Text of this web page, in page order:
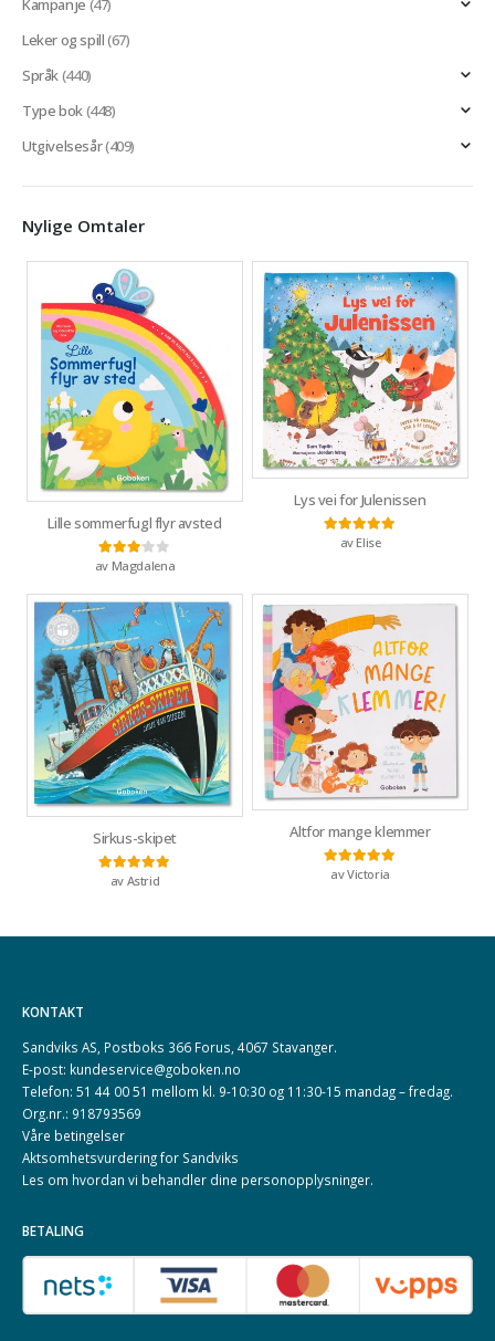
Kampanje (47)
Leker og spill(67)
Språk(440)
Type bok(448)
Utgivelsesår(409)
Nylige Omtaler
Lille sommerfugl flyr avsted
Vurdert3av 5
av Magdalena
Lys vei for Julenissen
Vurdert5
av Elise
Sirkus-skipet
Vurdert5
av Astrid
Altfor mange klemmer
Vurdert5av 5
av Victoria
KONTAKT
Sandviks AS, Postboks 366 Forus, 4067 Stavanger.
E-post: kundeservice@goboken.no
Telefon: 51 44 00 51 mellom kl. 9-10:30 og 11:30-15 mandag – fredag.
Org.nr.: 918793569
Våre betingelser
Aktsomhetsvurdering for Sandviks
Les om hvordan vi behandler dine personopplysninger.
BETALING